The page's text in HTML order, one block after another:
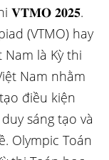
𝐕𝐓𝐌𝐎 𝟐𝟎𝟐𝟓.
(VTMO) hay
Nam là Kỳ thi
Nam nhằm
điều kiện
sáng tạo và
Olympic Toán